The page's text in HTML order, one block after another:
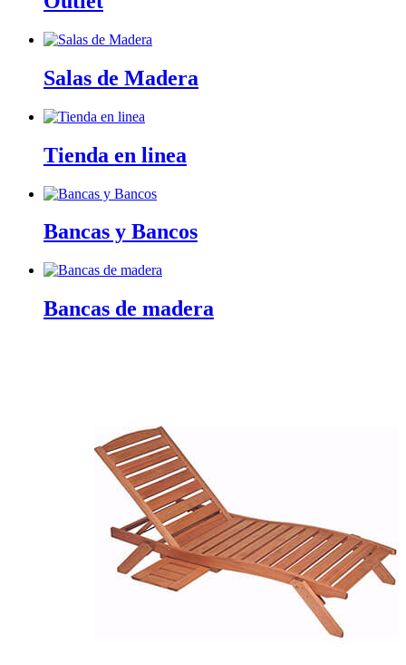
Salas de Madera
Tienda en linea
Bancas y Bancos
Bancas de madera